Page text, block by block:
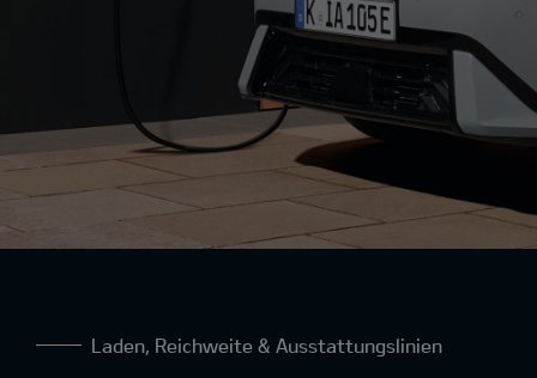
Laden, Reichweite & Ausstattungslinien